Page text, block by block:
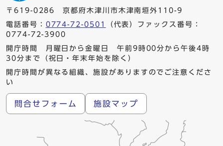
〒619-0286 京都府木津川市木津南垣外110-9
電話番号： 0774-72-0501
（代表）ファックス番号：
0774-72-3900
開庁時間 月曜日から金曜日 午前9時00分から午後4時
30分まで（祝日・年末年始を除く）
開庁時間が異なる組織、施設がありますのでご注意くださ
い
問合せフォーム 施設マップ